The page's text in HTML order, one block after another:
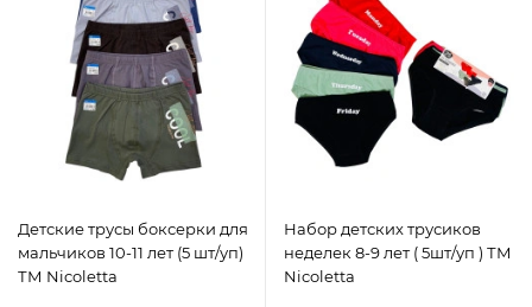
Детские трусы боксерки для
мальчиков 10-11 лет (5 шт/уп)
ТМ Nicoletta
Набор детских трусиков
неделек 8-9 лет ( 5шт/уп ) ТМ
Nicoletta